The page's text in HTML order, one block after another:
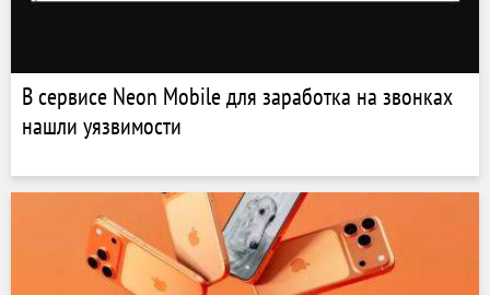
В сервисе Neon Mobile для заработка на звонках
нашли уязвимости